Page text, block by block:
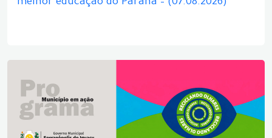
melhor educação do Paraná – (07.08.2026)